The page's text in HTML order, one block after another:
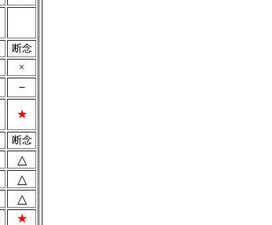
断念
×
－
★
断念
△
△
△
★